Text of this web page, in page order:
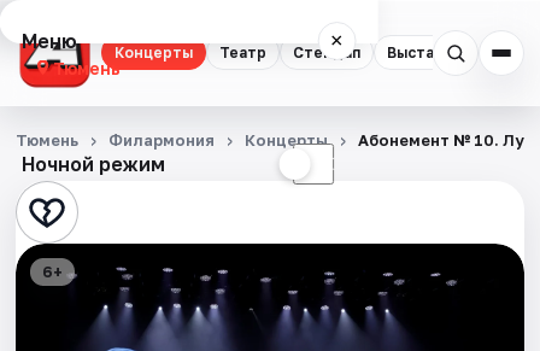
Концерты Театр Стендап Выставки
Меню ×
Тюмень
Концерты
Театр
Стендап
Выставки
Ночной режим ☾
Тюмень Филармония Концерты Абонемент № 10.
6+